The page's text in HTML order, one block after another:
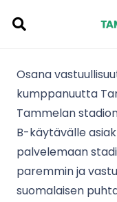
Osana
kumppanuutta
Tammelan
B-käytävälle
palvelemaan
paremmin ja
suomalaisen